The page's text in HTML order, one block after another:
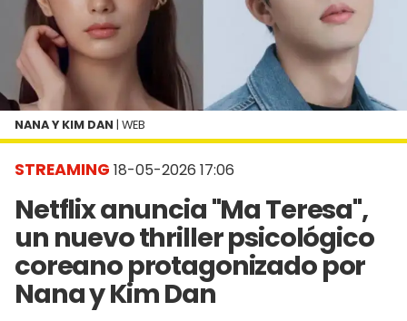
STREAMING 18-05-2026 17:06
Netflix anuncia "Ma Teresa",
un nuevo thriller psicológico
coreano protagonizado por
Nana y Kim Dan
NANA Y KIM DAN | WEB